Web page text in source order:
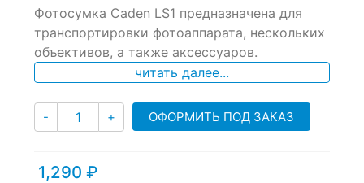
out
based
on
Фотосумка Caden LS1 предназначена для
транспортировки фотоаппарата, нескольких
объективов, а также аксессуаров.
читать далее...
- Количество
+ ОФОРМИТЬ ПОД ЗАКАЗ
1,290 ₽